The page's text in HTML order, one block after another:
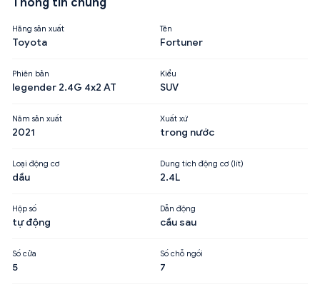
Hãng sản xuất
Toyota
Tên
Fortuner
Phiên bản
legender 2.4G 4x2 AT
Kiểu
SUV
Năm sản xuất
2021
Xuất xứ
trong nước
Loại động cơ
dầu
Dung tích động cơ (lít)
2.4L
Hộp số
tự động
Dẫn động
cầu sau
Số cửa
5
Số chỗ ngồi
7